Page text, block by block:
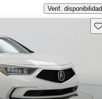
Verif. disponibilidad